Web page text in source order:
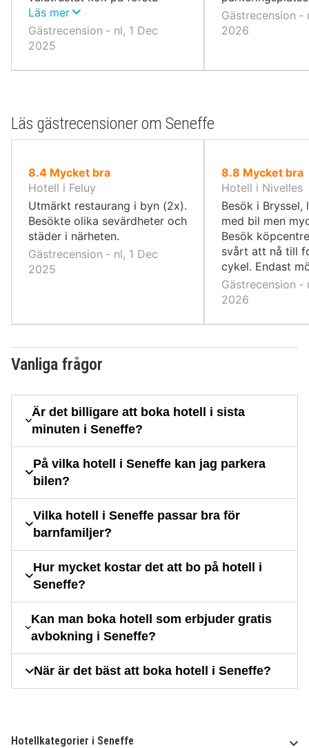
våningen.
Läs mer
Gästrecension ‐ nl, 1 Dec
2025
Gästrecension ‐
2026
Läs gästrecensioner om Seneffe
8.4av
10,
Mycket bra
Hotell i Feluy
Utmärkt restaurang i byn (2x).
Besökte olika sevärdheter och
städer i närheten.
Gästrecension ‐ nl, 1 Dec
2025
8.8 av
10,
Mycket bra
Hotell i Nivelles
Besök i
med bil men
Besök
svårt att nå till
cykel. Endast
Gästrecension ‐
2026
Vanliga frågor
Är det billigare att boka hotell i sista
minuten i Seneffe?
På vilka hotell i Seneffe kan jag parkera
bilen?
Vilka hotell i Seneffe passar bra för
barnfamiljer?
Hur mycket kostar det att bo på hotell i
Seneffe?
Kan man boka hotell som erbjuder gratis
avbokning i Seneffe?
När är det bäst att boka hotell i Seneffe?
Hotellkategorier i Seneffe